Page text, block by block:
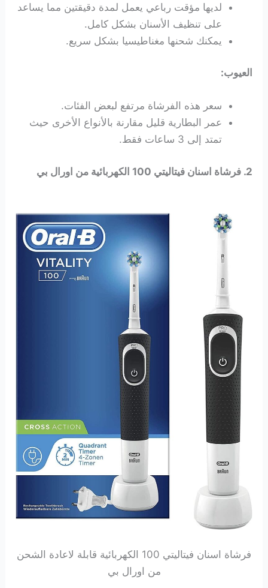
لديها مؤقت رباعي يعمل لمدة دقيقتين مما يساعد
على تنظيف الأسنان بشكل كامل.
يمكنك شحنها مغناطيسيا بشكل سريع.
العيوب:
سعر هذه الفرشاة مرتفع لبعض الفئات.
عمر البطارية قليل مقارنة بالأنواع الأخرى حيث
تمتد إلى 3 ساعات فقط.
2. فرشاة اسنان فيتاليتي 100 الكهربائية من اورال بي
فرشاة اسنان فيتاليتي 100 الكهربائية قابلة لاعادة الشحن
من اورال بي